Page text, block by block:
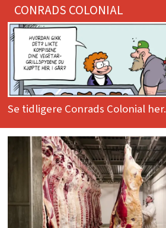
CONRADS COLONIAL
Se tidligere Conrads Colonial her.